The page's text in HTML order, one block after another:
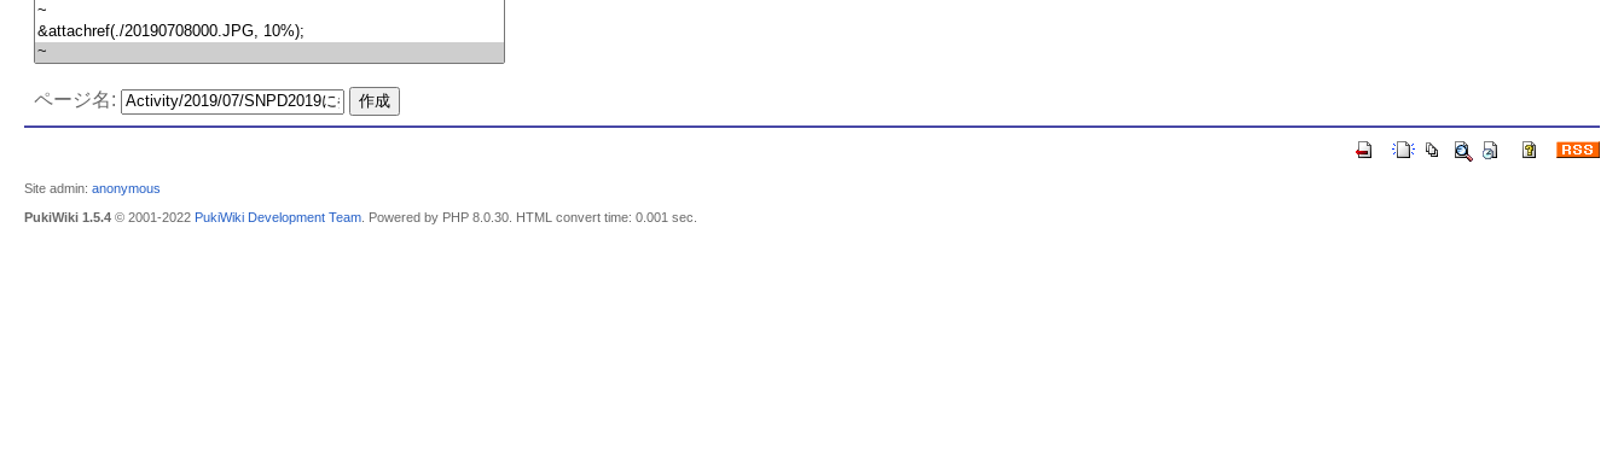
ページ名:
Site admin: anonymous
PukiWiki 1.5.4 © 2001-2022 PukiWiki Development Team . Powered by PHP 8.0.30. HTML convert time: 0.001 sec.